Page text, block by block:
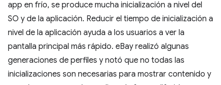
app en frío, se produce mucha inicialización a nivel del
SO y de la aplicación. Reducir el tiempo de inicialización a
nivel de la aplicación ayuda a los usuarios a ver la
pantalla principal más rápido. eBay realizó algunas
generaciones de perfiles y notó que no todas las
inicializaciones son necesarias para mostrar contenido y